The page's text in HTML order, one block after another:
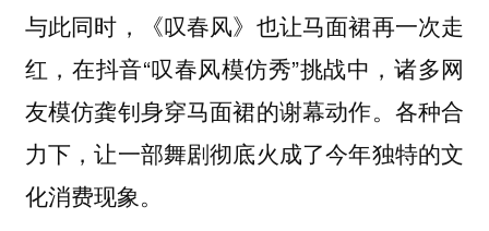
与此同时，《叹春风》也让马面裙再一次走
红，在抖音“叹春风模仿秀”挑战中，诸多网
友模仿龚钊身穿马面裙的谢幕动作。各种合
力下，让一部舞剧彻底火成了今年独特的文
化消费现象。